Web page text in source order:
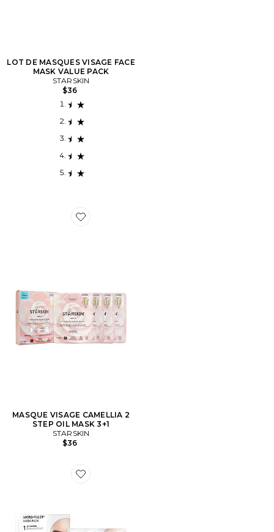
LOT DE MASQUES VISAGE FACE
MASK VALUE PACK
STARSKIN
$36
Favorite MASQUE VISAGE CAMELLIA 2 STEP OIL
MASQUE VISAGE CAMELLIA 2
STEP OIL MASK 3+1
STARSKIN
$36
Favorite LOT DE MASQUES MICRO FILLER MASK